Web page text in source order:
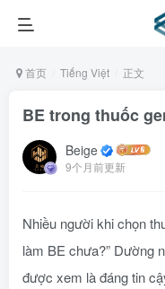
首页 Tiếng Việt 正文
BE trong thuốc
Beige
9个月前更新
Nhiều người khi chọn
làm BE chưa?” Dường
được xem là đáng tin